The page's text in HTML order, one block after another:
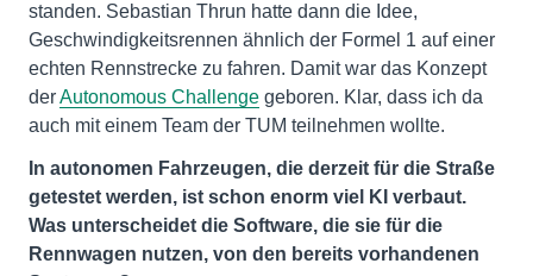
standen. Sebastian Thrun hatte dann die Idee,
Geschwindigkeitsrennen ähnlich der Formel 1 auf einer
echten Rennstrecke zu fahren. Damit war das Konzept
derAutonomous Challenge geboren. Klar, dass ich da
auch mit einem Team der TUM teilnehmen wollte.
In autonomen Fahrzeugen, die derzeit für die Straße
getestet werden, ist schon enorm viel KI verbaut.
Was unterscheidet die Software, die sie für die
Rennwagen nutzen, von den bereits vorhandenen